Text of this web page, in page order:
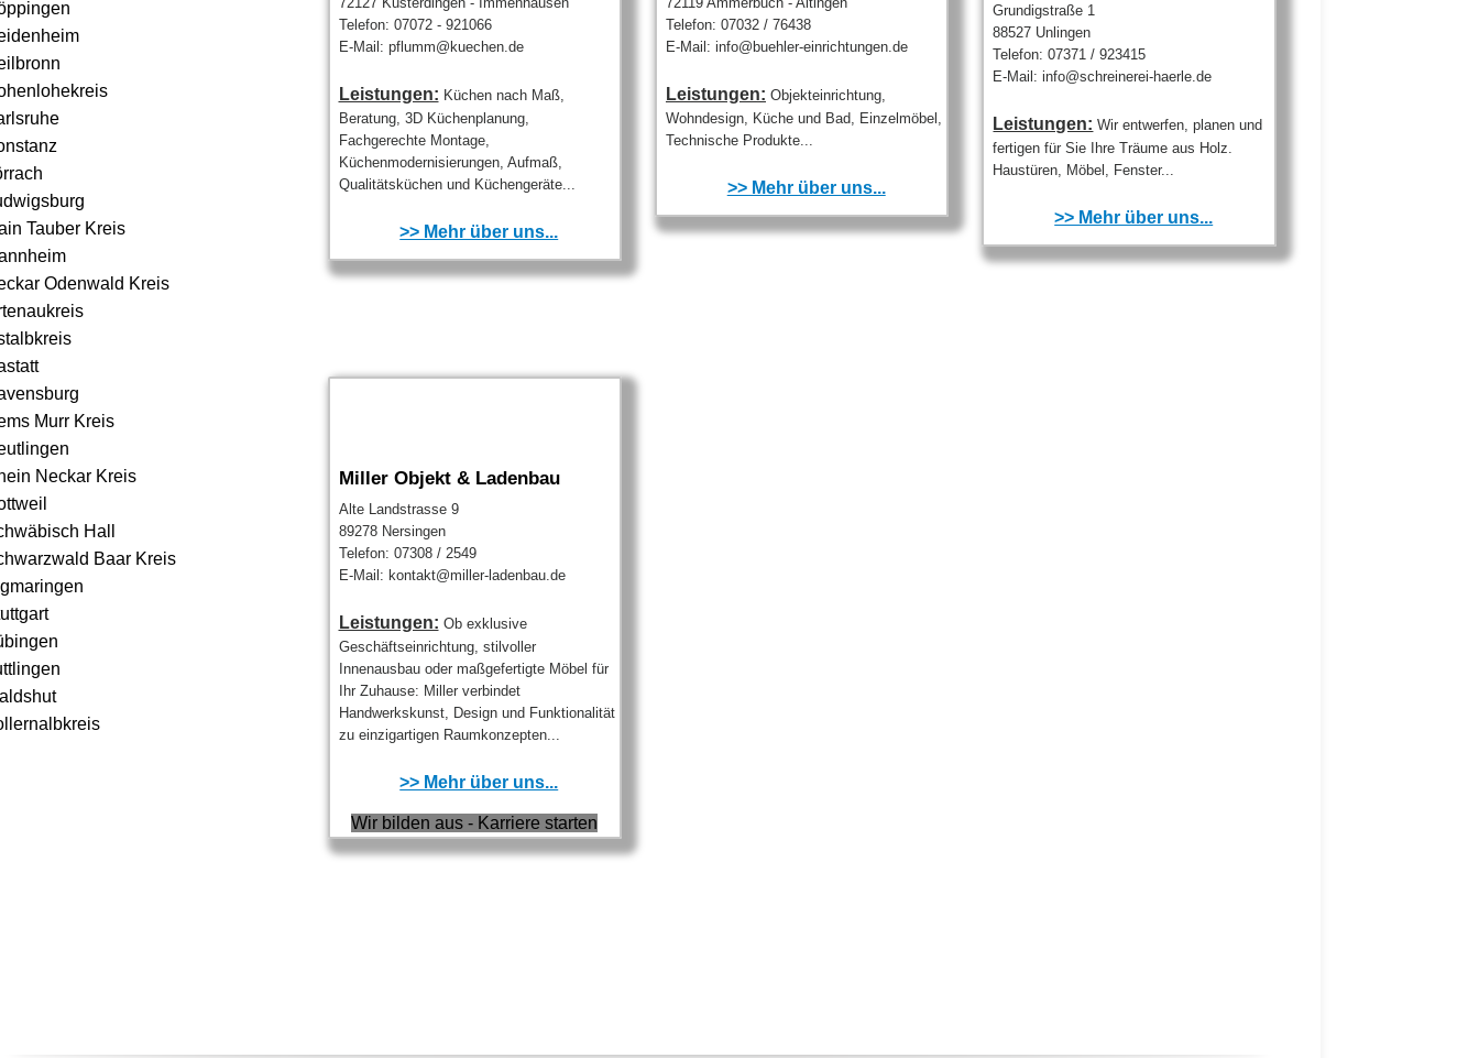
Tauber Kreis
Odenwald Kreis
Murr Kreis
Neckar Kreis
Hall
Baar Kreis
Telefon: 07072 - 921066
E-Mail: pflumm@kuechen.de
Leistungen: Küchen nach Maß,
Beratung, 3D Küchenplanung,
Fachgerechte Montage,
Küchenmodernisierungen, Aufmaß,
Qualitätsküchen und Küchengeräte...
>> Mehr über uns...
Telefon: 07032 / 76438
E-Mail: info@buehler-einrichtungen.de
Leistungen: Objekteinrichtung,
Wohndesign, Küche und Bad, Einzelmöbel,
Technische Produkte...
>> Mehr über uns...
Grundigstraße 1
88527 Unlingen
Telefon: 07371 / 923415
E-Mail: info@schreinerei-haerle.de
Leistungen: Wir entwerfen, planen und
fertigen für Sie Ihre Träume aus Holz.
Haustüren, Möbel, Fenster...
>> Mehr über uns...
Miller Objekt & Ladenbau
Alte Landstrasse 9
89278 Nersingen
Telefon: 07308 / 2549
E-Mail: kontakt@miller-ladenbau.de
Leistungen: Ob exklusive
Geschäftseinrichtung, stilvoller
Innenausbau oder maßgefertigte Möbel für
Ihr Zuhause: Miller verbindet
Handwerkskunst, Design und Funktionalität
zu einzigartigen Raumkonzepten...
>> Mehr über uns...
Wir bilden aus - Karriere starten